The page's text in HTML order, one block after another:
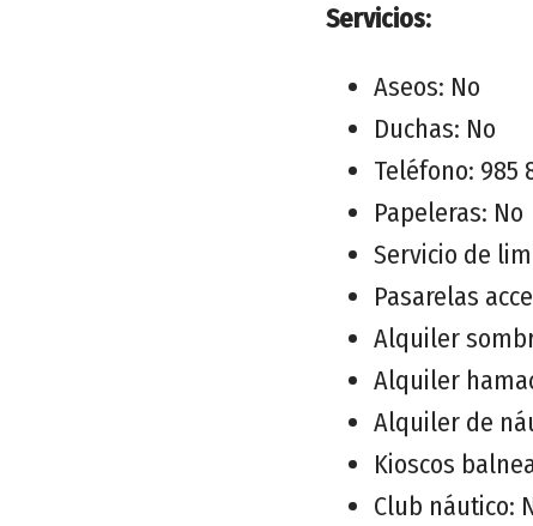
Servicios:
Aseos: No
Duchas: No
Teléfono: 985
Papeleras: No
Servicio de
Pasarelas
Alquiler
Alquiler
Alquiler de
Kioscos
Club náutico: